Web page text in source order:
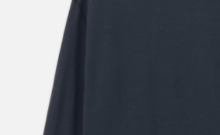
コレクション
お知らせ